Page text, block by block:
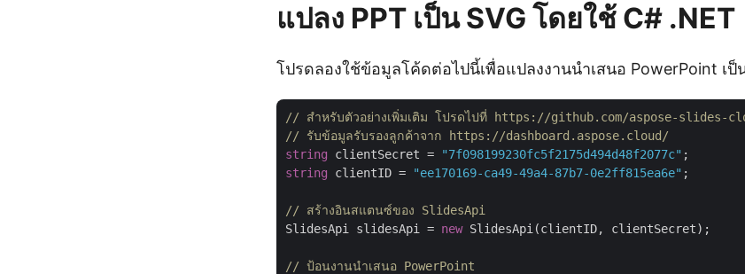
แปลง PPT เป็น SVG โดยใช้ C# .NET
โปรดลองใช้ข้อมูลโค้ดต่อไปนี้เพื่อแปลงงานนำเสนอ PowerPoint เป็
// สำหรับตัวอย่างเพิ่มเติม โปรดไปที่ https://github.com/aspose-slides-
// รับข้อมูลรับรองลูกค้าจาก https://dashboard.aspose.cloud/
string clientSecret = "7f098199230fc5f2175d494d48f2077c"
string clientID = "ee170169-ca49-49a4-87b7-0e2ff815ea6e" ;
// สร้างอินสแตนซ์ของ SlidesApi
SlidesApi slidesApi = new SlidesApi(clientID, clientSecret);
// ป้อนงานนำเสนอ PowerPoint